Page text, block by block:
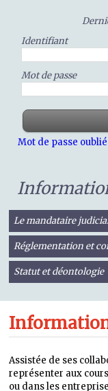
Identifiant
Mot de passe
Mot de passe oublié
Le mandataire
Réglementation et
Statut et déontologie
Assistée de ses
représenter aux
ou dans les